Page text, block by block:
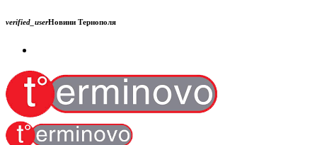
verified_userНовини Тернополя